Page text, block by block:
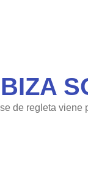
de regleta viene